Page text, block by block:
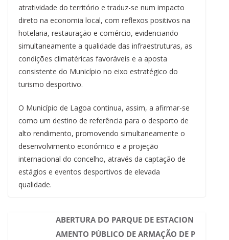
atratividade do território e traduz-se num impacto
direto na economia local, com reflexos positivos na
hotelaria, restauração e comércio, evidenciando
simultaneamente a qualidade das infraestruturas, as
condições climatéricas favoráveis e a aposta
consistente do Município no eixo estratégico do
turismo desportivo.
O Município de Lagoa continua, assim, a afirmar-se
como um destino de referência para o desporto de
alto rendimento, promovendo simultaneamente o
desenvolvimento económico e a projeção
internacional do concelho, através da captação de
estágios e eventos desportivos de elevada
qualidade.
ABERTURA DO PARQUE DE ESTACION
AMENTO PÚBLICO DE ARMAÇÃO DE P